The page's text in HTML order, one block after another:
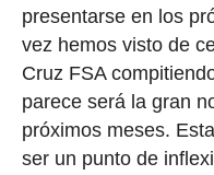
presentarse en los
vez hemos visto de
Cruz FSA
parece será la gran
próximos meses.
ser un punto de